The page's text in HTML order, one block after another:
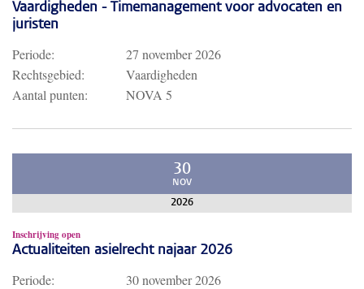
Vaardigheden - Timemanagement voor advocaten en
juristen
Periode:
27 november 2026
Rechtsgebied:
Vaardigheden
Aantal punten:
NOVA 5
30
NOV
2026
Inschrijving open
Actualiteiten asielrecht najaar 2026
Periode:
30 november 2026